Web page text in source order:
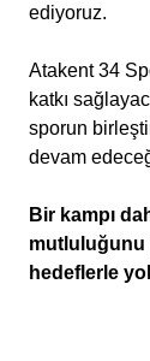
ediyoruz.
Atakent 34
katkı
sporun
devam
Bir kampı
mutluluğunu
hedeflerle